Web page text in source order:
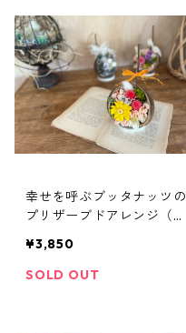
幸せを呼ぶブッタナッツの
プリザーブドアレンジ（黄
¥3,850
SOLD OUT